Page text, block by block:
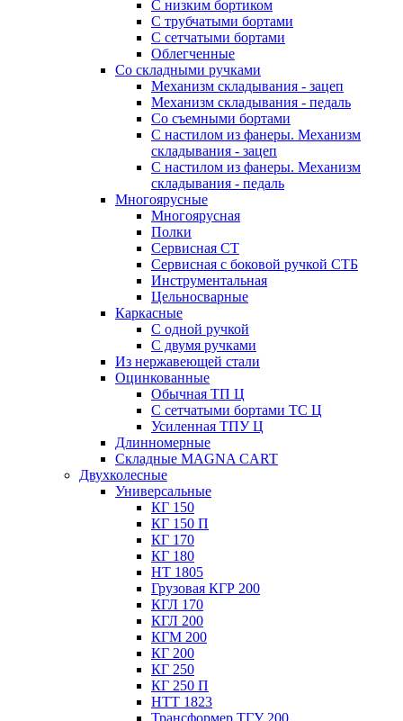
С низким бортиком
С трубчатыми бортами
С сетчатыми бортами
Облегченные
Со складными ручками
Механизм складывания - зацеп
Механизм складывания - педаль
Cо съемными бортами
С настилом из фанеры. Механизм
складывания - зацеп
С настилом из фанеры. Механизм
складывания - педаль
Многоярусные
Многоярусная
Полки
Сервисная СТ
Сервисная с боковой ручкой СТБ
Инструментальная
Цельносварные
Каркасные
С одной ручкой
С двумя ручками
Из нержавеющей стали
Оцинкованные
Обычная ТП Ц
С сетчатыми бортами ТС Ц
Усиленная ТПУ Ц
Длинномерные
Складные MAGNA CART
Двухколесные
Универсальные
КГ 150
КГ 150 П
КГ 170
КГ 180
НТ 1805
Грузовая КГР 200
КГЛ 170
КГЛ 200
КГМ 200
КГ 200
КГ 250
КГ 250 П
НТТ 1823
Трансформер ТГУ 200